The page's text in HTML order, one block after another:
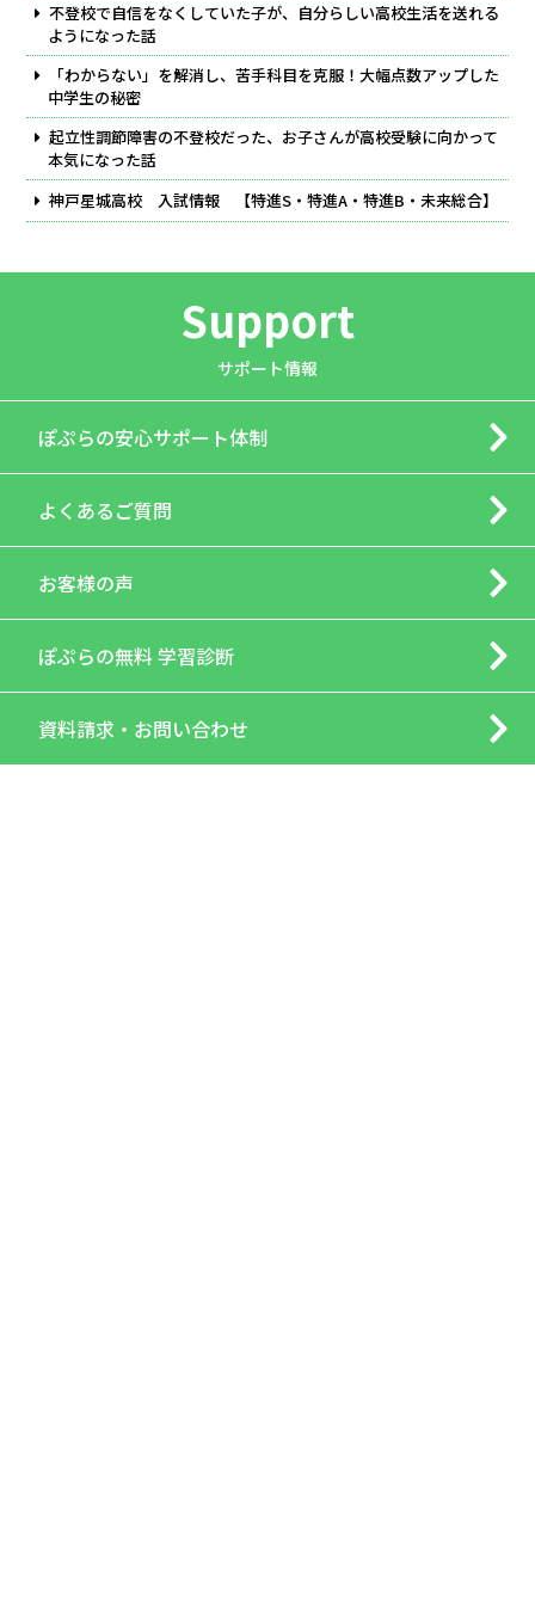
不登校で自信をなくしていた子が、自分らしい高校生活を送れる
ようになった話
「わからない」を解消し、苦手科目を克服！大幅点数アップした
中学生の秘密
起立性調節障害の不登校だった、お子さんが高校受験に向かって
本気になった話
神戸星城高校 入試情報 【特進S・特進A・特進B・未来総合】
Support
サポート情報
ぽぷらの安心サポート体制
よくあるご質問
お客様の声
ぽぷらの無料 学習診断
資料請求・ お問い合わせ